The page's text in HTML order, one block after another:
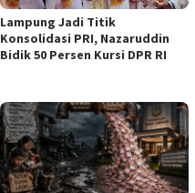
Lampung Jadi Titik
Konsolidasi PRI, Nazaruddin
Bidik 50 Persen Kursi DPR RI